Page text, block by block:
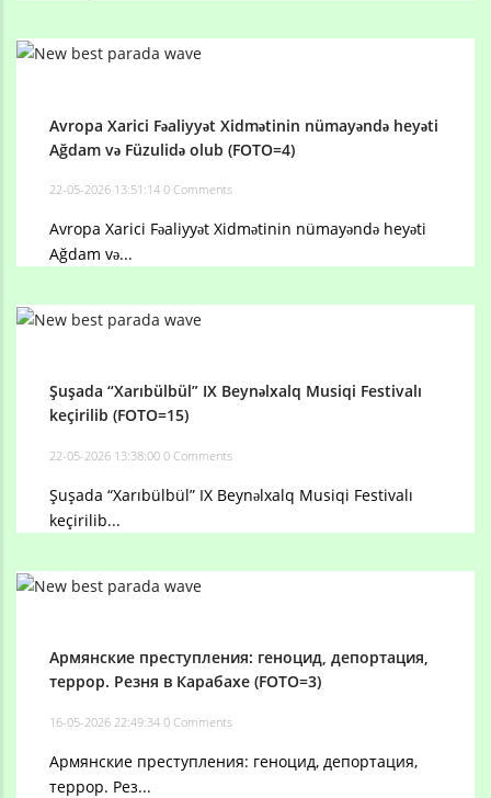
Avropa Xarici Fəaliyyət Xidmətinin nümayəndə heyəti
Ağdam və Füzulidə olub (FOTO=4)
22-05-2026 13:51:14 0 Comments
Avropa Xarici Fəaliyyət Xidmətinin nümayəndə heyəti
Ağdam və...
Şuşada “Xarıbülbül” IX Beynəlxalq Musiqi Festivalı
keçirilib (FOTO=15)
22-05-2026 13:38:00 0 Comments
Şuşada “Xarıbülbül” IX Beynəlxalq Musiqi Festivalı
keçirilib...
Армянские преступления: геноцид, депортация,
террор. Резня в Карабахе (FOTO=3)
16-05-2026 22:49:34 0 Comments
Армянские преступления: геноцид, депортация,
террор. Рез...